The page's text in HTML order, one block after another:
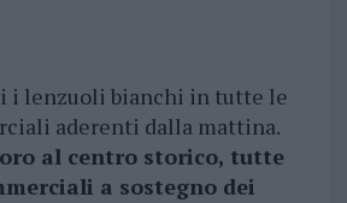
i lenzuoli bianchi in tutte le
aderenti dalla mattina.
al centro storico, tutte
a sostegno dei